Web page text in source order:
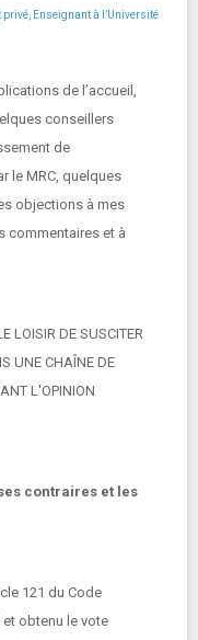
Enseignant à l’Université
de l’accueil,
conseillers
de
le MRC, quelques
objections à mes
commentaires et à
LOISIR DE SUSCITER
UNE CHAÎNE DE
L'OPINION
contraires et les
121 du Code
et obtenu le vote